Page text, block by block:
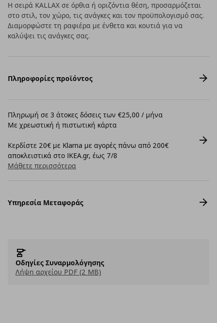
Η σειρά KALLAX σε όρθια ή οριζόντια θέση, προσαρμόζεται
στο στιλ, τον χώρο, τις ανάγκες και τον προϋπολογισμό σας.
Διαμορφώστε τη ραφιέρα με ένθετα και κουτιά για να
καλύψει τις ανάγκες σας.
Πληροφορίες προϊόντος
Πληρωμή σε 3 άτοκες δόσεις των €25,00 / μήνα
Με χρεωστική ή πιστωτική κάρτα
Κερδίστε 20€ με Klarna με αγορές πάνω από 200€
αποκλειστικά στο IKEA.gr, έως 7/8
Μάθετε περισσότερα
Υπηρεσία Μεταφοράς
Οδηγίες Συναρμολόγησης
Λήψη αρχείου PDF (2 MB)